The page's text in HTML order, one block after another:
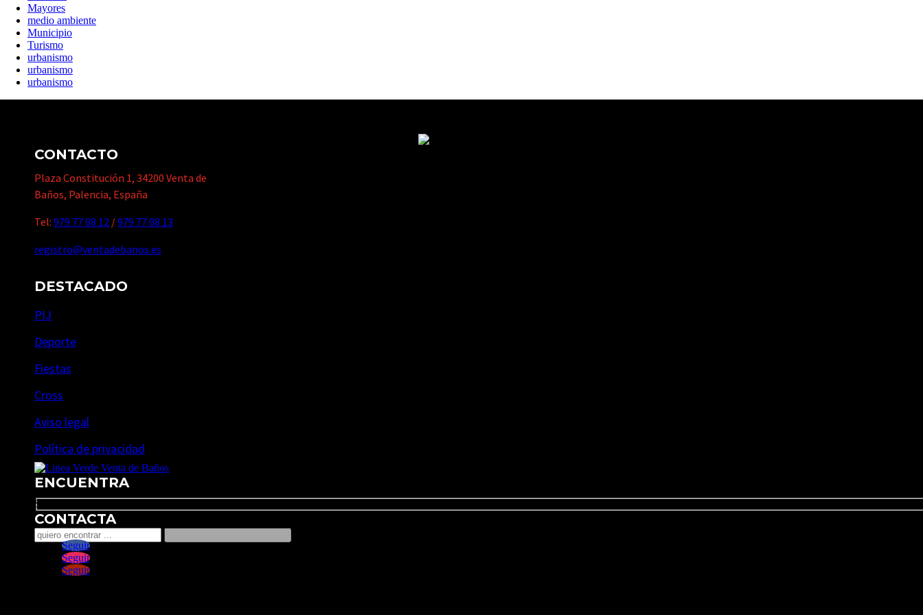
Mayores
medio ambiente
Municipio
Turismo
urbanismo
urbanismo
urbanismo
CONTACTO
Plaza Constitución 1, 34200 Venta de
Baños, Palencia, España
Tel: 979 77 08 12 /979 77 08 13
registro@ventadebanos.es
DESTACADO
PIJ
Deporte
Fiestas
Cross
Aviso legal
Política de privacidad
ENCUENTRA
Search
CONTACTA
Seguir
Seguir
Seguir